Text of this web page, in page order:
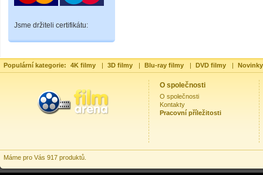
Jsme držiteli certifikátu:
Populární kategorie: 4K filmy | 3D filmy | Blu-ray filmy | DVD filmy |
O společnosti
O společnosti
Kontakty
Pracovní příležitosti
Máme pro Vás 917 produktů.